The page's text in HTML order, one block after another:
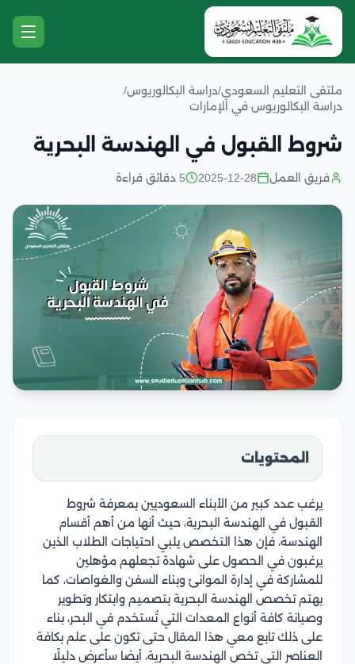
ملتقى التعليم السعودي/دراسة البكالوريوس/
دراسة البكالوريوس في الإمارات
شروط القبول في الهندسة البحرية
فريق العمل 2025-12-28 5 دقائق قراءة
المحتويات
يرغب عدد كبير من الأبناء السعوديين بمعرفة شروط
القبول في الهندسة البحرية، حيث أنها من أهم أقسام
الهندسة، فإن هذا التخصص يلبي احتياجات الطلاب الذين
يرغبون في الحصول على شهادة تجعلهم مؤهلين
للمشاركة في إدارة الموانئ وبناء السفن والغواصات، كما
يهتم تخصص الهندسة البحرية بتصميم وابتكار وتطوير
وصيانة كافة أنواع المعدات التي تُستخدم في البحر، بناء
على ذلك تابع معي هذا المقال حتى تكون على علم بكافة
العناصر التي تخص الهندسة البحرية، أيضا سأعرض دليلًا